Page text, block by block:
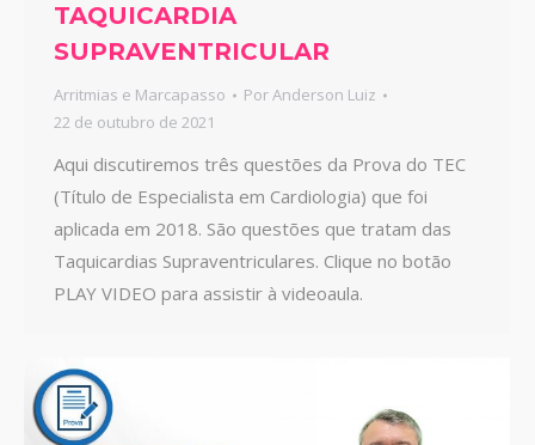
TAQUICARDIA
SUPRAVENTRICULAR
Arritmias e Marcapasso PorAnderson Luiz
22 de outubro de 2021
Aqui discutiremos três questões da Prova do TEC
(Título de Especialista em Cardiologia) que foi
aplicada em 2018. São questões que tratam das
Taquicardias Supraventriculares. Clique no botão
PLAY VIDEO para assistir à videoaula.